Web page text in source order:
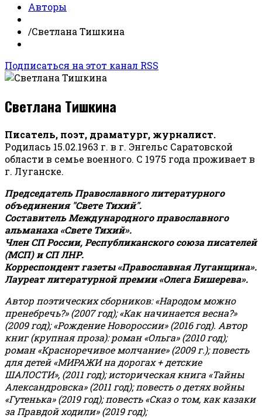
Авторы
/Светлана Тишкина
Подписаться на этот канал RSS
Светлана Тишкина
Писатель, поэт, драматург, журналист.
Родилась 15.02.1963 г. в г. Энгельс Саратовской
области в семье военного. С 1975 года проживает в
г. Луганске.
Председатель Православного литературного
объединения "Свете Тихий".
Составитель Международного православного
альманаха «Свете Тихий».
Член СП России, Республиканского союза писателей
(МСП) и СП ЛНР.
Корреспондент газеты «Православная Луганщина».
Лауреат литературной премии «Олега Бишерева».
Автор поэтических сборников: «Народом можно
пренебречь?» (2007 год); «Как начинается весна?»
(2009 год); «Рождение Новороссии» (2016 год). Автор
книг (крупная проза): роман «Ольга» (2010 год);
роман «Красноречивое молчание» (2009 г.); повесть
для детей «МИРАЖИ на дорогах + детские
ШАЛОСТИ», (2011 год); историческая книга «Тайны
Александровска» (2011 год); повесть о детях войны
«Гутенька» (2019 год); повесть «Сказ о том, как казаки
за Правдой ходили» (2019 год);